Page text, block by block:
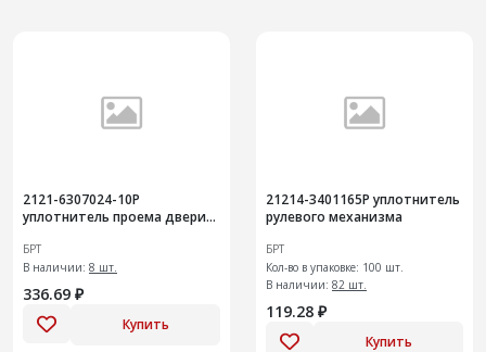
2121-6307024-10Р
уплотнитель проема двери
БРТ
В наличии: 8 шт.
336.69 ₽
Купить
21214-3401165Р уплотнитель
рулевого механизма
БРТ
Кол-во в упаковке: 100 шт.
В наличии: 82 шт.
119.28 ₽
Купить